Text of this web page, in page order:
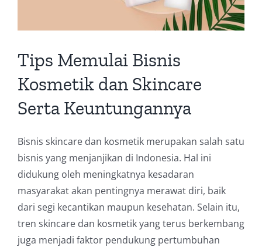
Tips Memulai Bisnis
Kosmetik dan Skincare
Serta Keuntungannya
Bisnis skincare dan kosmetik merupakan salah satu
bisnis yang menjanjikan di Indonesia. Hal ini
didukung oleh meningkatnya kesadaran
masyarakat akan pentingnya merawat diri, baik
dari segi kecantikan maupun kesehatan. Selain itu,
tren skincare dan kosmetik yang terus berkembang
juga menjadi faktor pendukung pertumbuhan